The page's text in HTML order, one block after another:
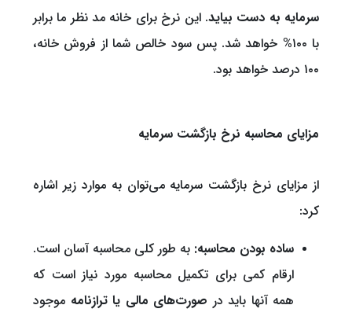
سرمایه به دست بیاید. این نرخ برای خانه مد نظر ما برابر
با ۱۰۰% خواهد شد. پس سود خالص شما از فروش خانه،
۱۰۰ درصد خواهد بود.
مزایای محاسبه نرخ بازگشت سرمایه
از مزایای نرخ بازگشت سرمایه می‌توان به موارد زیر اشاره
کرد:
ساده بودن محاسبه: به طور کلی محاسبه آسان است.
ارقام کمی برای تکمیل محاسبه مورد نیاز است که
همه آنها باید در صورت‌های مالی یا ترازنامه موجود